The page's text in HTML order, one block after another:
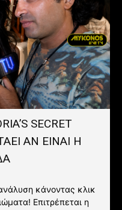
SECRET
ΑΝ ΕΙΝΑΙ Η
κάνοντας κλικ
Επιτρέπεται η